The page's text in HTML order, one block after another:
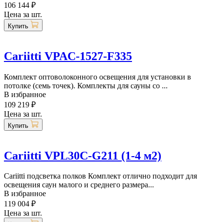
106 144 ₽
Цена за шт.
Купить
Cariitti VPAC-1527-F335
Комплект оптоволоконного освещения для установки в
потолке (семь точек). Комплекты для сауны со ...
В избранное
109 219 ₽
Цена за шт.
Купить
Cariitti VPL30С-G211 (1-4 м2)
Cariitti подсветка полков Комплект отлично подходит для
освещения саун малого и среднего размера...
В избранное
119 004 ₽
Цена за шт.